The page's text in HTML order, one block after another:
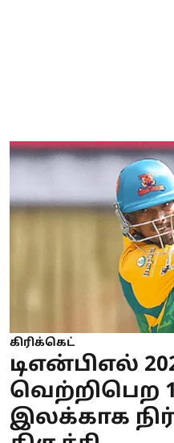
கிரிக்கெட்
டிஎன்பிஎல்
வெற்றிபெற
இலக்காக